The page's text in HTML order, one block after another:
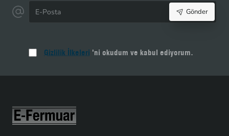
Posta
Gönder
Gizlilik İlkeleri 'ni okudum ve kabul ediyorum.